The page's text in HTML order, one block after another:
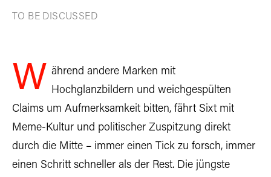
TO BE DISCUSSED
W ährend andere Marken mit
Hochglanzbildern und weichgespülten
Claims um Aufmerksamkeit bitten, fährt Sixt mit
Meme-Kultur und politischer Zuspitzung direkt
durch die Mitte – immer einen Tick zu forsch, immer
einen Schritt schneller als der Rest. Die jüngste